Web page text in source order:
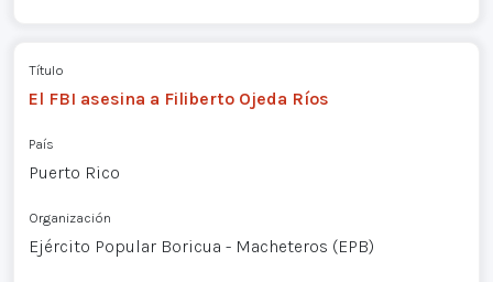
Título
El FBI asesina a Filiberto Ojeda Ríos
País
Puerto Rico
Organización
Ejército Popular Boricua - Macheteros (EPB)